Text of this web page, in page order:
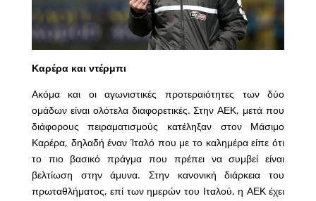
Καρέρα και ντέρμπι
Ακόμα και οι αγωνιστικές προτεραιότητες των δύο
ομάδων είναι ολότελα διαφορετικές. Στην ΑΕΚ, μετά που
διάφορους πειραματισμούς κατέληξαν στον Μάσιμο
Καρέρα, δηλαδή έναν Ίταλό που με το καλημέρα είπε ότι
το πιο βασικό πράγμα που πρέπει να συμβεί είναι
βελτίωση στην άμυνα. Στην κανονική διάρκεια του
πρωταθλήματος, επί των ημερών του Ιταλού, η ΑΕΚ έχει